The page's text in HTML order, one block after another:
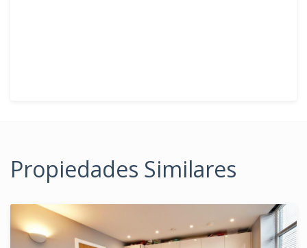
Propiedades Similares